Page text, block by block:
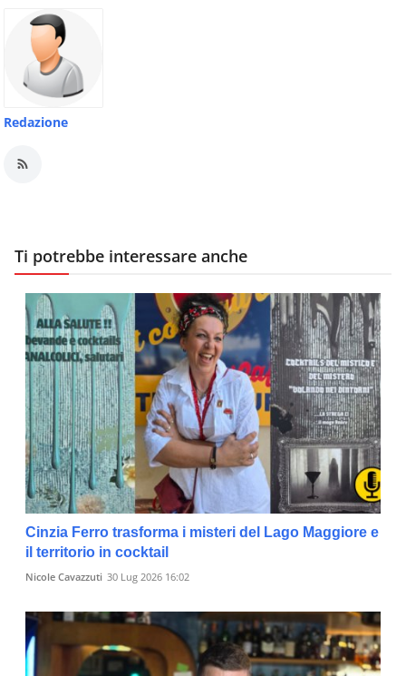
Redazione
Ti potrebbe interessare anche
Cinzia Ferro trasforma i misteri del Lago Maggiore e
il territorio in cocktail
Nicole Cavazzuti 30 Lug 2026 16:02